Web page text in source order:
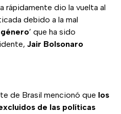
rápidamente dio la vuelta al
debido a la mal
’ que ha sido
Jair Bolsonaro
de Brasil mencionó que los
de las políticas